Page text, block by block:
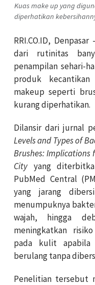
Kuas make up yang
diperhatikan
RRI.CO.ID,
dari rutinitas
penampilan sehari-
produk
makeup seperti
kurang diperhatikan.
Dilansir dari jurnal
Levels and Types of
Brushes: Implications
City yang
PubMed Central
yang jarang
menumpuknya
wajah, hingga
meningkatkan
pada kulit apabila
berulang tanpa
Penelitian tersebut